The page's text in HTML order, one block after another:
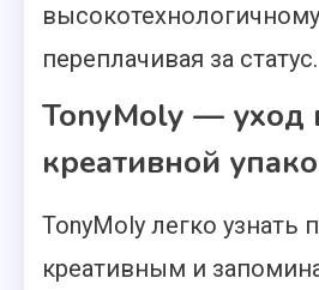
переплачивая за статус.
TonyMoly — уход
креативной
TonyMoly легко узнать
креативным и